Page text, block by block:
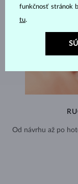
Od návrhu až po
funkčnosť stránok
tu.